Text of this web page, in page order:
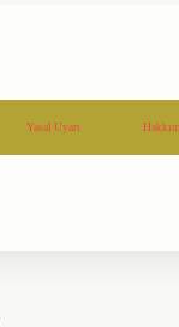
Yasal Uyarı